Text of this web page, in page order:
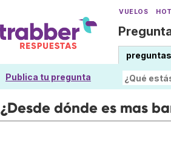
VUELOS
preguntas
Publica tu pregunta
¿Desde dónde es mas